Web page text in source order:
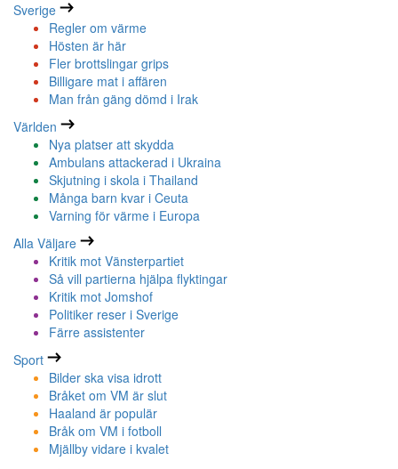
Sverige
Regler om värme
Hösten är här
Fler brottslingar grips
Billigare mat i affären
Man från gäng dömd i Irak
Världen
Nya platser att skydda
Ambulans attackerad i Ukraina
Skjutning i skola i Thailand
Många barn kvar i Ceuta
Varning för värme i Europa
Alla Väljare
Kritik mot Vänsterpartiet
Så vill partierna hjälpa flyktingar
Kritik mot Jomshof
Politiker reser i Sverige
Färre assistenter
Sport
Bilder ska visa idrott
Bråket om VM är slut
Haaland är populär
Bråk om VM i fotboll
Mjällby vidare i kvalet